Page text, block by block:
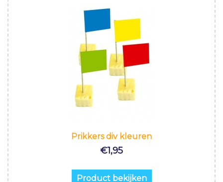
Prikkers div kleuren
€1,95
Product bekijken